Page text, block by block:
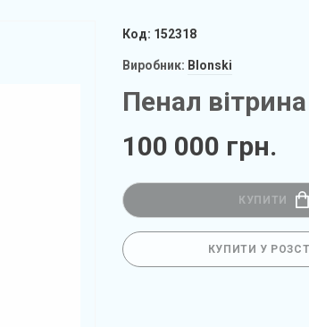
Код: 152318
Виробник: Blonski
Пенал
100 000 грн.
КУПИТИ
КУПИТИ У